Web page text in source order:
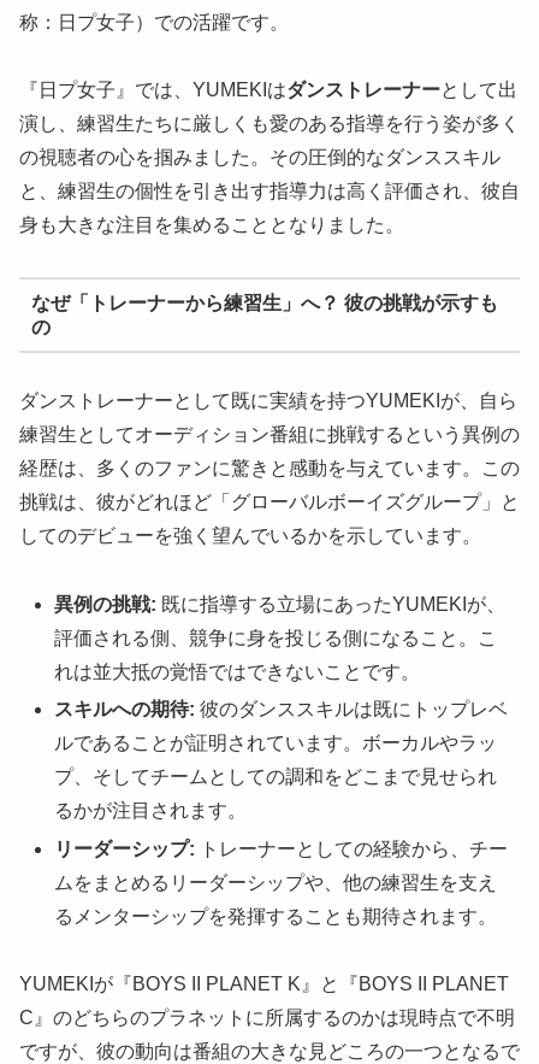
称：日プ女子）での活躍です。
『日プ女子』では、YUMEKIはダンストレーナーとして出
演し、練習生たちに厳しくも愛のある指導を行う姿が多く
の視聴者の心を掴みました。その圧倒的なダンススキル
と、練習生の個性を引き出す指導力は高く評価され、彼自
身も大きな注目を集めることとなりました。
なぜ「トレーナーから練習生」へ？ 彼の挑戦が示すも
の
ダンストレーナーとして既に実績を持つYUMEKIが、自ら
練習生としてオーディション番組に挑戦するという異例の
経歴は、多くのファンに驚きと感動を与えています。この
挑戦は、彼がどれほど「グローバルボーイズグループ」と
してのデビューを強く望んでいるかを示しています。
異例の挑戦: 既に指導する立場にあったYUMEKIが、
評価される側、競争に身を投じる側になること。こ
れは並大抵の覚悟ではできないことです。
スキルへの期待: 彼のダンススキルは既にトップレベ
ルであることが証明されています。ボーカルやラッ
プ、そしてチームとしての調和をどこまで見せられ
るかが注目されます。
リーダーシップ: トレーナーとしての経験から、チー
ムをまとめるリーダーシップや、他の練習生を支え
るメンターシップを発揮することも期待されます。
YUMEKIが『BOYS II PLANET K』と『BOYS II PLANET
C』のどちらのプラネットに所属するのかは現時点で不明
ですが、彼の動向は番組の大きな見どころの一つとなるで